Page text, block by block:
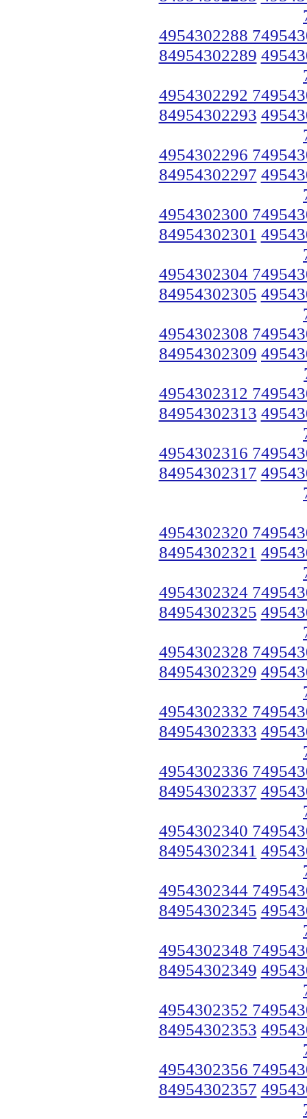
4954302288
84954302289
4954302292
84954302293
4954302296
84954302297
4954302300
84954302301
4954302304
84954302305
4954302308
84954302309
4954302312
84954302313
4954302316
84954302317
4954302320
84954302321
4954302324
84954302325
4954302328
84954302329
4954302332
84954302333
4954302336
84954302337
4954302340
84954302341
4954302344
84954302345
4954302348
84954302349
4954302352
84954302353
4954302356
84954302357